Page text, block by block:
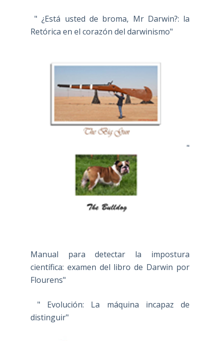
" ¿Está usted de broma, Mr Darwin?: la
Retórica en el corazón del darwinismo"
"
Manual para detectar la impostura
científica: examen del libro de Darwin por
Flourens"
" Evolución: La máquina incapaz de
distinguir"